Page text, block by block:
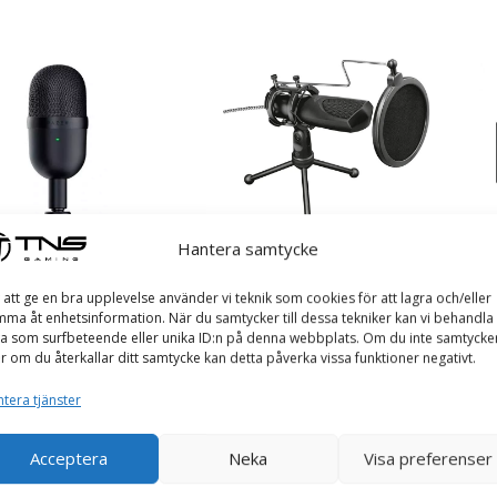
Hantera samtycke
att ge en bra upplevelse använder vi teknik som cookies för att lagra och/eller
åt enhetsinformation. När du samtycker till dessa tekniker kan vi behandla
som surfbeteende eller unika ID:n på denna webbplats. Om du inte
om du återkallar ditt samtycke kan detta påverka vissa funktioner negativt.
tjänster
Acceptera Neka Visa preferenser
Mini – Gaming
I Varukorg
Trust Gaming GXT 232 –
Mikrofon
Gaming Mikrofon
I Lager